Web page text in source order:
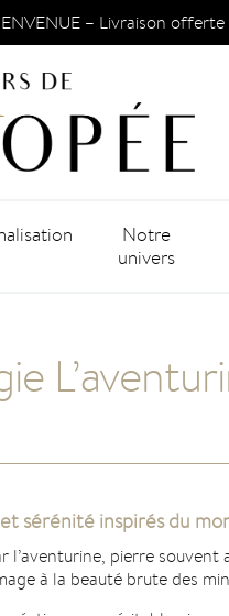
– Livraison
Notre
univers
sérénité inspirés du
l’aventurine, pierre souvent
à la beauté brute des